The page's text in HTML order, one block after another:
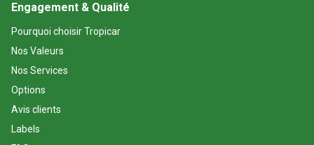
Engagement & Qualité
Pourquoi choisir Tropicar
Nos Valeurs
Nos Services
Options
Avis clients
Labels